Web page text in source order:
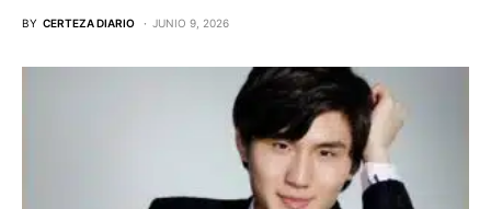
BY CERTEZA DIARIO JUNIO 9, 2026